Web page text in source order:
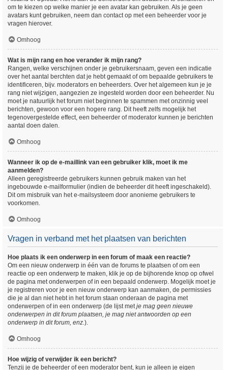
om te kiezen op welke manier je een avatar kan gebruiken. Als je geen
avatars kunt gebruiken, neem dan contact op met een beheerder voor je
vragen hierover.
Omhoog
Wat is mijn rang en hoe verander ik mijn rang?
Rangen, welke verschijnen onder je gebruikersnaam, geven een indicatie
over het aantal berchten dat je hebt gemaakt of om bepaalde gebruikers te
identificeren, bijv. moderators en beheerders. Over het algemeen kun je je
rang niet wijzigen, aangezien ze ingesteld worden door een beheerder. Nu
moet je natuurlijk het forum niet beginnen te spammen met onzinnig veel
berichten, gewoon voor een hogere rang. Dit heeft zelfs mogelijk het
tegenovergestelde effect, een beheerder of moderator kunnen je berichten
aantal doen dalen.
Omhoog
Wanneer ik op de e-maillink van een gebruiker klik, moet ik me
aanmelden?
Alleen geregistreerde gebruikers kunnen gebruik maken van het
ingebouwde e-mailformulier (indien de beheerder dit heeft ingeschakeld).
Dit om misbruik van het e-mailsysteem door anonieme gebruikers te
voorkomen.
Omhoog
Vragen in verband met het plaatsen van berichten
Hoe plaats ik een onderwerp in een forum of maak een reactie?
Om een nieuw onderwerp in één van de forums te plaatsen of om een
reactie op een onderwerp te maken, klik je op de bijhorende knop op ofwel
de pagina met onderwerpen of in een bepaald onderwerp. Mogelijk moet je
je registreren voor je een nieuw onderwerp kan aanmaken, de permissies
die je al dan niet hebt in het forum staan onderaan de pagina met
onderwerpen of in een onderwerp (de lijst metje mag geen nieuwe
onderwerpen in dit forum plaatsen, je mag niet antwoorden op een
onderwerp in dit forum, enz.).
Omhoog
Hoe wijzig of verwijder ik een bericht?
Tenzij je de beheerder of een moderator bent, kun je alleen je eigen